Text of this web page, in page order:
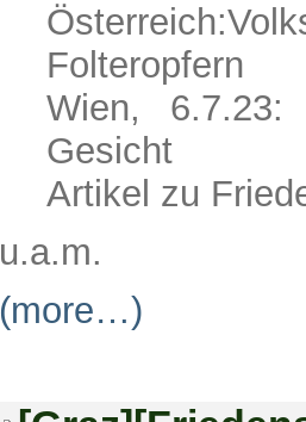
Folteropfern
Wien,
Gesicht
Artikel zu
u.a.m.
(more…)